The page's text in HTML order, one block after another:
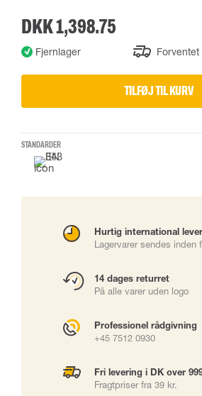
DKK 1,398.75
Fjernlager
TILFØJ TIL KURV
STANDARDER
Hurtig international
Lagervarer sendes inden
14 dages returret
På alle varer uden logo
Professionel rådgivning
+45 7512 0930
Fri levering i DK over
Fragtpriser fra 39 kr.